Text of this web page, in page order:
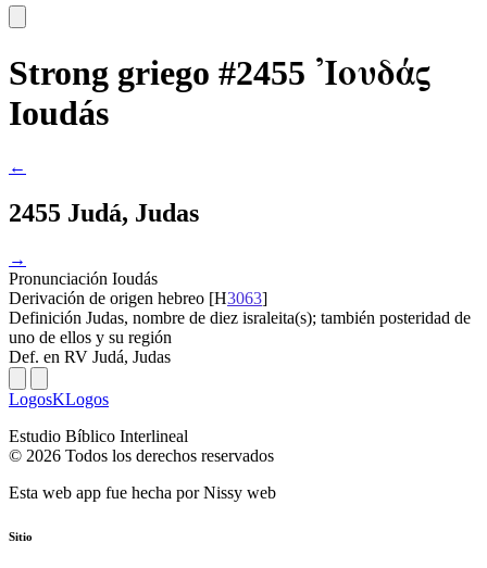
Strong griego #2455 Ἰουδάς
Ioudás
←
2455 Judá, Judas
→
Pronunciación Ioudás
Derivación de origen hebreo [H3063]
Definición Judas, nombre de diez israleita(s); también posteridad de
uno de ellos y su región
Def. en RV Judá, Judas
LogosKLogos
Estudio Bíblico Interlineal
© 2026 Todos los derechos reservados
Esta web app fue hecha porNissy web
Sitio